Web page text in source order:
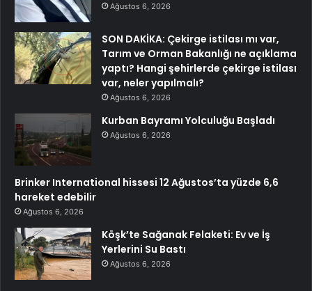
Ağustos 6, 2026
SON DAKİKA: Çekirge istilası mı var,
Tarım ve Orman Bakanlığı ne açıklama
yaptı? Hangi şehirlerde çekirge istilası
var, neler yapılmalı?
Ağustos 6, 2026
Kurban Bayramı Yolculuğu Başladı
Ağustos 6, 2026
Brinker International hissesi 12 Ağustos’ta yüzde 6,6
hareket edebilir
Ağustos 6, 2026
Köşk’te Sağanak Felaketi: Ev ve İş
Yerlerini Su Bastı
Ağustos 6, 2026